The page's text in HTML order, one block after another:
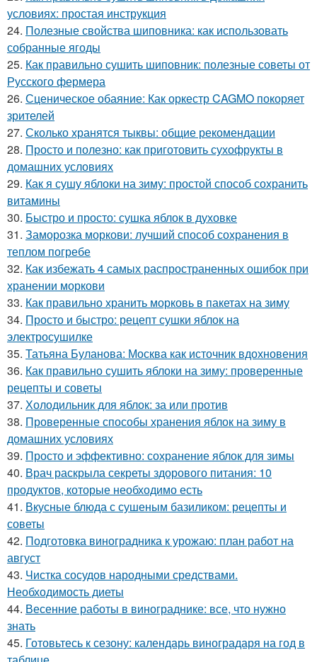
условиях: простая инструкция
24. Полезные свойства шиповника: как использовать
собранные ягоды
25. Как правильно сушить шиповник: полезные советы от
Русского фермера
26. Сценическое обаяние: Как оркестр CAGMO покоряет
зрителей
27. Сколько хранятся тыквы: общие рекомендации
28. Просто и полезно: как приготовить сухофрукты в
домашних условиях
29. Как я сушу яблоки на зиму: простой способ сохранить
витамины
30. Быстро и просто: сушка яблок в духовке
31. Заморозка моркови: лучший способ сохранения в
теплом погребе
32. Как избежать 4 самых распространенных ошибок при
хранении моркови
33. Как правильно хранить морковь в пакетах на зиму
34. Просто и быстро: рецепт сушки яблок на
электросушилке
35. Татьяна Буланова: Москва как источник вдохновения
36. Как правильно сушить яблоки на зиму: проверенные
рецепты и советы
37. Холодильник для яблок: за или против
38. Проверенные способы хранения яблок на зиму в
домашних условиях
39. Просто и эффективно: сохранение яблок для зимы
40. Врач раскрыла секреты здорового питания: 10
продуктов, которые необходимо есть
41. Вкусные блюда с сушеным базиликом: рецепты и
советы
42. Подготовка виноградника к урожаю: план работ на
август
43. Чистка сосудов народными средствами.
Необходимость диеты
44. Весенние работы в винограднике: все, что нужно
знать
45. Готовьтесь к сезону: календарь виноградаря на год в